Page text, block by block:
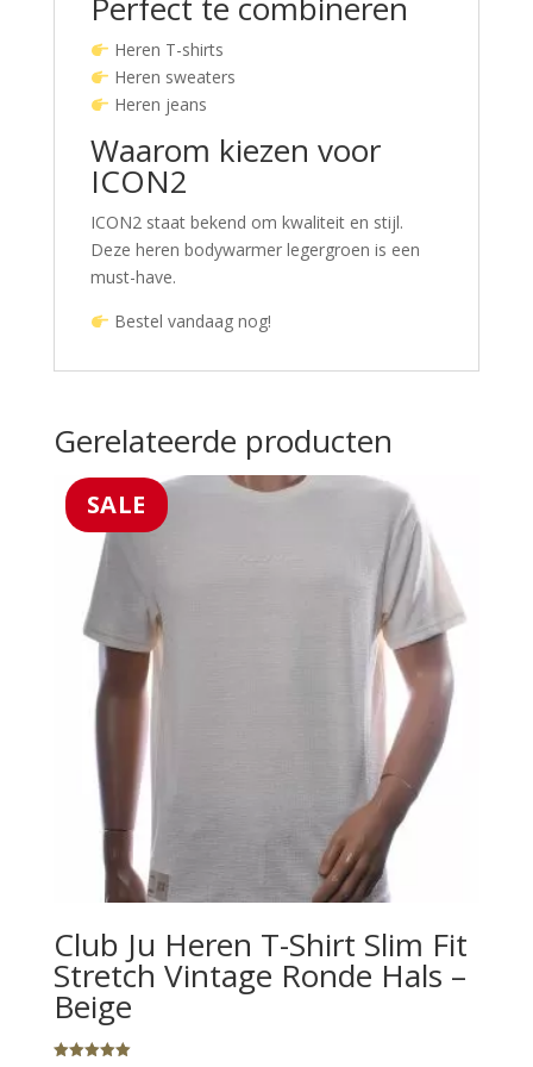
Heren T-shirts
Heren sweaters
Heren jeans
Waarom kiezen voor
ICON2
ICON2 staat bekend om kwaliteit en stijl.
Deze heren bodywarmer legergroen is een
must-have.
Bestel vandaag nog!
Gerelateerde producten
SALE
Club Ju Heren T-Shirt Slim Fit
Stretch Vintage Ronde Hals –
Beige